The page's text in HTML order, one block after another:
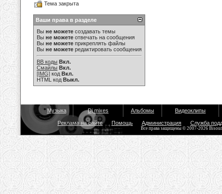
Тема закрыта
Ваши права в разделе
Вы не можете создавать темы
Вы не можете отвечать на сообщения
Вы не можете прикреплять файлы
Вы не можете редактировать сообщения
BB коды Вкл.
Смайлы Вкл.
[IMG] код Вкл.
HTML код Выкл.
Музыка Dj mixes Альбомы Видеоклипы
Реклама на сайте Помощь Администрация Служба
Все права защищены © 2007-2026